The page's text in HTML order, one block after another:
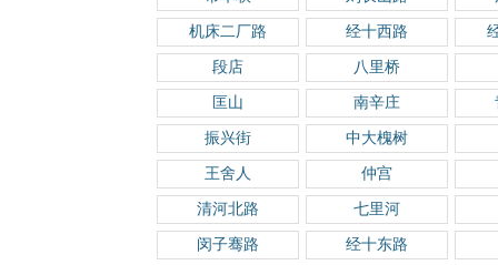
机床二厂路 经十西路
段店 八里桥
匡山 南辛庄
振兴街 中大槐树
王舍人 仲宫
清河北路 七里河
闵子骞路 经十东路